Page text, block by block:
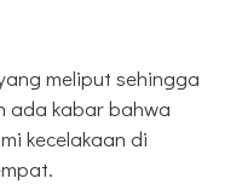
meliput sehingga
ada kabar bahwa
kecelakaan di